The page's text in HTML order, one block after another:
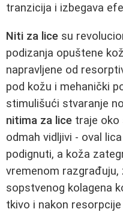
tranzicija i izbegava
Niti za lice su
podizanja opuštene
napravljene od
pod kožu i mehanički
stimulišući stvaranje
nitima za lice traje oko
odmah vidljivi - oval
podignuti, a koža
vremenom
sopstvenog kolagena
tkivo i nakon